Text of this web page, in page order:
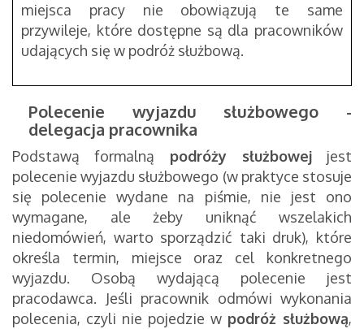
miejsca pracy nie obowiązują te same
przywileje, które dostępne są dla pracowników
udających się w podróż służbową.
Polecenie wyjazdu służbowego -
delegacja pracownika
Podstawą formalną podróży służbowejjest
polecenie wyjazdu służbowego (w praktyce stosuje
się polecenie wydane na piśmie, nie jest ono
wymagane, ale żeby uniknąć wszelakich
niedomówień, warto sporządzić taki druk), które
określa termin, miejsce oraz cel konkretnego
wyjazdu. Osobą wydającą polecenie jest
pracodawca. Jeśli pracownik odmówi wykonania
polecenia, czyli nie pojedzie w podróż służbową,